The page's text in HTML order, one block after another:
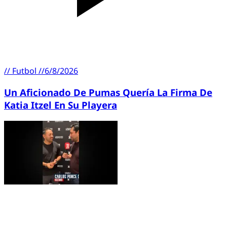
// Futbol //6/8/2026
Un Aficionado De Pumas Quería La Firma De
Katia Itzel En Su Playera